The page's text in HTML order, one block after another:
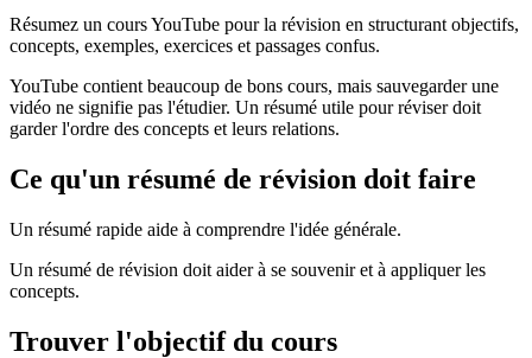
Résumez un cours YouTube pour la révision en structurant objectifs,
concepts, exemples, exercices et passages confus.
YouTube contient beaucoup de bons cours, mais sauvegarder une
vidéo ne signifie pas l'étudier. Un résumé utile pour réviser doit
garder l'ordre des concepts et leurs relations.
Ce qu'un résumé de révision doit faire
Un résumé rapide aide à comprendre l'idée générale.
Un résumé de révision doit aider à se souvenir et à appliquer les
concepts.
Trouver l'objectif du cours